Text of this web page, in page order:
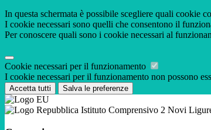
In questa schermata è possibile scegliere quali cookie
I cookie necessari sono quelli che consentono il
Per conoscere quali sono i cookie necessari al
Cookie necessari per il funzionamento
I cookie necessari per il funzionamento non possono
Accetta tutti Salva le preferenze
Istituto Comprensivo 2 Novi